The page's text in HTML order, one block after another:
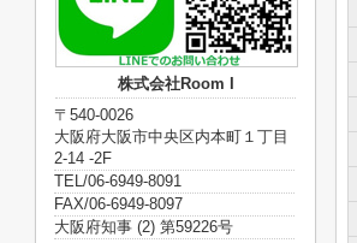
株式会社Room I
〒540-0026
大阪府大阪市中央区内本町１丁目
2-14 -2F
TEL/06-6949-8091
FAX/06-6949-8097
大阪府知事 (2) 第59226号